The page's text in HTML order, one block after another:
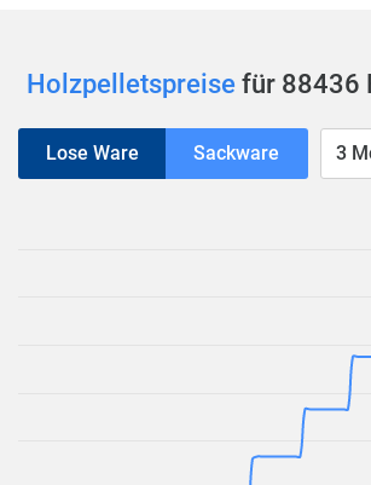
Holzpelletspreise für 88436
Lose Ware Sackware 3